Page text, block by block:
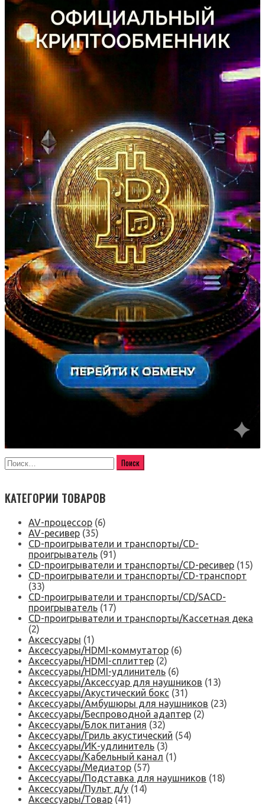
КАТЕГОРИИ ТОВАРОВ
AV-процессор (6)
AV-ресивер (35)
CD-проигрыватели и транспорты/CD-
проигрыватель (91)
CD-проигрыватели и транспорты/CD-ресивер (15)
CD-проигрыватели и транспорты/CD-транспорт
(33)
CD-проигрыватели и транспорты/CD/SACD-
проигрыватель (17)
CD-проигрыватели и транспорты/Кассетная дека
(2)
Аксессуары (1)
Аксессуары/HDMI-коммутатор (6)
Аксессуары/HDMI-сплиттер (2)
Аксессуары/HDMI-удлинитель (6)
Аксессуары/Аксессуар для наушников (13)
Аксессуары/Акустический бокс (31)
Аксессуары/Амбушюры для наушников (23)
Аксессуары/Беспроводной адаптер (2)
Аксессуары/Блок питания (32)
Аксессуары/Гриль акустический (54)
Аксессуары/ИК-удлинитель (3)
Аксессуары/Кабельный канал (1)
Аксессуары/Медиатор (57)
Аксессуары/Подставка для наушников (18)
Аксессуары/Пульт д/у (14)
Аксессуары/Товар (41)